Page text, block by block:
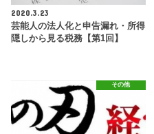
2020.3.23
芸能人の法人化と申告漏れ・所得
隠しから見る税務【第1回】
その他